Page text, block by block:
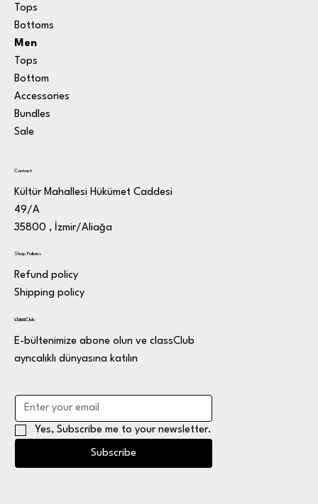
Tops
Bottoms
Men
Tops
Bottom
Accessories
Bundles
Sale
Contact
Kültür Mahallesi Hükümet Caddesi
49/A
35800 , İzmir/Aliağa
Shop Policies
Refund policy
Shipping policy
classClub
E-bültenimize abone olun ve classClub
ayrıcalıklı dünyasına katılın
Yes, Subscribe me to your newsletter.
Subscribe